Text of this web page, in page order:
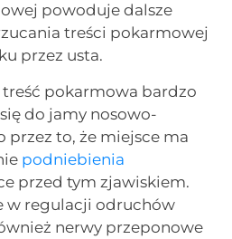
powoduje dalsze
treści pokarmowej
przez usta.
pokarmowa bardzo
do jamy nosowo-
przez to, że miejsce ma
podniebienia
przed tym zjawiskiem.
w regulacji odruchów
nerwy przeponowe